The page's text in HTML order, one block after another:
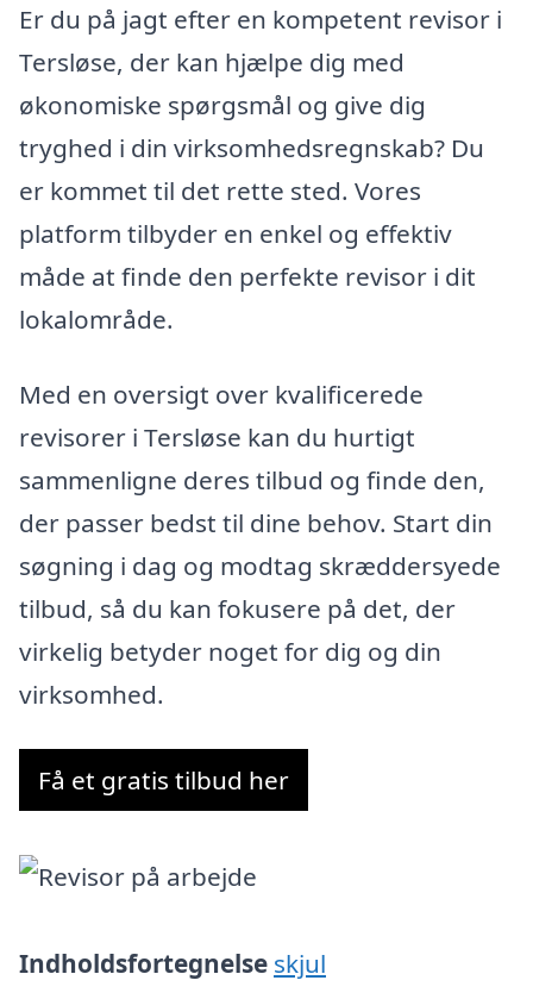
Er du på jagt efter en kompetent revisor i
Tersløse, der kan hjælpe dig med
økonomiske spørgsmål og give dig
tryghed i din virksomhedsregnskab? Du
er kommet til det rette sted. Vores
platform tilbyder en enkel og effektiv
måde at finde den perfekte revisor i dit
lokalområde.
Med en oversigt over kvalificerede
revisorer i Tersløse kan du hurtigt
sammenligne deres tilbud og finde den,
der passer bedst til dine behov. Start din
søgning i dag og modtag skræddersyede
tilbud, så du kan fokusere på det, der
virkelig betyder noget for dig og din
virksomhed.
Få et gratis tilbud her
Indholdsfortegnelse skjul